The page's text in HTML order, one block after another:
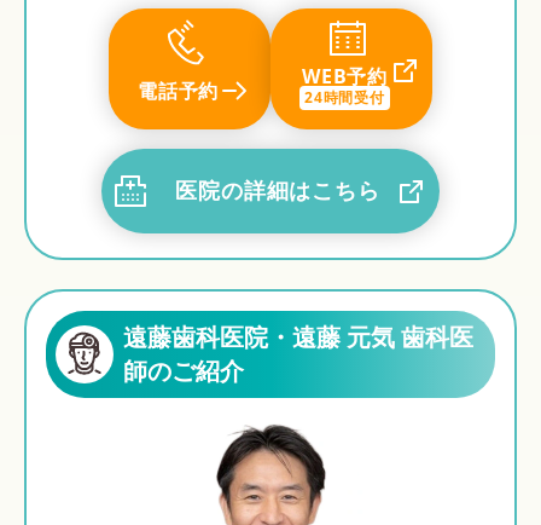
電話予約
WEB予約
24時間受付
医院の詳細はこちら
遠藤歯科医院・遠藤 元気 歯科医
師のご紹介